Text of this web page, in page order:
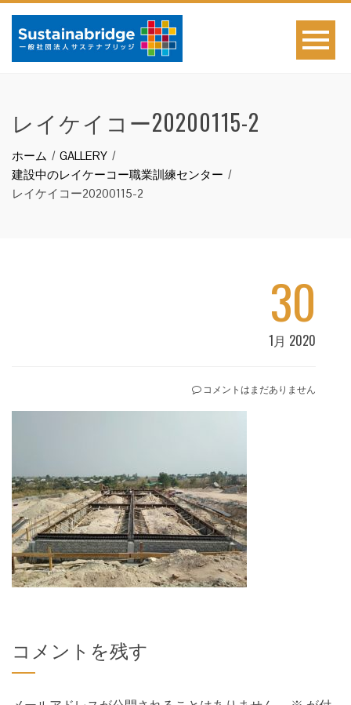
レイケイコー20200115-2
ホーム
GALLERY
建設中のレイケーコー職業訓練センター
レイケイコー20200115-2
30
1月 2020
コメントはまだありません
コメントを残す